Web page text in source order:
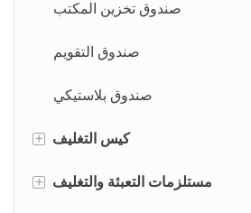
صندوق تخزين المكتب
صندوق التقويم
صندوق بلاستيكي
+ كيس التغليف
حقيبة اوراق + مستلزمات التعبئة والتغليف